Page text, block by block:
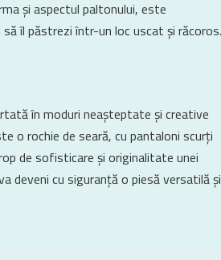
și aspectul paltonului, este
îl păstrezi într-un loc uscat și răcoros.
în moduri neașteptate și creative
o rochie de seară, cu pantaloni scurți
de sofisticare și originalitate unei
deveni cu siguranță o piesă versatilă și